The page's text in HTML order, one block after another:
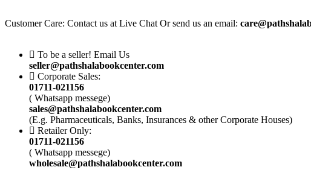
Customer Care: Contact us at Live Chat Or send us an email:
To be a seller! Email Us
seller@pathshalabookcenter.com
Corporate Sales:
01711-021156
( Whatsapp messege)
sales@pathshalabookcenter.com
(E.g. Pharmaceuticals, Banks, Insurances & other Corporate Houses)
Retailer Only:
01711-021156
( Whatsapp messege)
wholesale@pathshalabookcenter.com